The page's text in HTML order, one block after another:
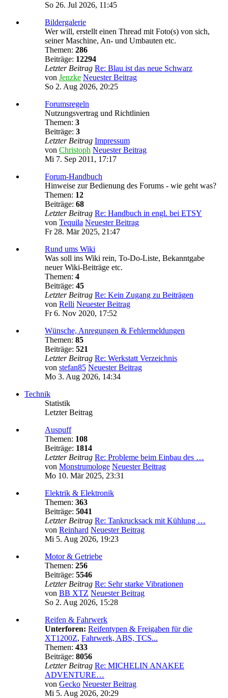
So 26. Jul 2026, 11:45
Bildergalerie
Wer will, erstellt einen Thread mit Foto(s) von sich,
seiner Maschine, An- und Umbauten etc.
Themen: 286
Beiträge: 12294
Letzter Beitrag Re: Blau ist das neue Schwarz
von Jenzke Neuester Beitrag
So 2. Aug 2026, 20:25
Forumsregeln
Nutzungsvertrag und Richtlinien
Themen: 3
Beiträge: 3
Letzter Beitrag Impressum
von Christoph Neuester Beitrag
Mi 7. Sep 2011, 17:17
Forum-Handbuch
Hinweise zur Bedienung des Forums - wie geht was?
Themen: 12
Beiträge: 68
Letzter Beitrag Re: Handbuch in engl. bei ETSY
von Tequila Neuester Beitrag
Fr 28. Mär 2025, 21:47
Rund ums Wiki
Was soll ins Wiki rein, To-Do-Liste, Bekanntgabe
neuer Wiki-Beiträge etc.
Themen: 4
Beiträge: 45
Letzter Beitrag Re: Kein Zugang zu Beiträgen
von Relli Neuester Beitrag
Fr 6. Nov 2020, 17:52
Wünsche, Anregungen & Fehlermeldungen
Themen: 85
Beiträge: 521
Letzter Beitrag Re: Werkstatt Verzeichnis
von stefan85 Neuester Beitrag
Mo 3. Aug 2026, 14:34
Technik
Statistik
Letzter Beitrag
Auspuff
Themen: 108
Beiträge: 1814
Letzter Beitrag Re: Probleme beim Einbau des …
von Monstrumologe Neuester Beitrag
Mo 10. Mär 2025, 23:31
Elektrik & Elektronik
Themen: 363
Beiträge: 5041
Letzter Beitrag Re: Tankrucksack mit Kühlung …
von Reinhard Neuester Beitrag
Mi 5. Aug 2026, 19:23
Motor & Getriebe
Themen: 256
Beiträge: 5546
Letzter Beitrag Re: Sehr starke Vibrationen
von BB XTZ Neuester Beitrag
So 2. Aug 2026, 15:28
Reifen & Fahrwerk
Unterforen: Reifentypen & Freigaben für die
XT1200Z, Fahrwerk, ABS, TCS...
Themen: 433
Beiträge: 8056
Letzter Beitrag Re: MICHELIN ANAKEE
ADVENTURE…
von Gecko Neuester Beitrag
Mi 5. Aug 2026, 20:29